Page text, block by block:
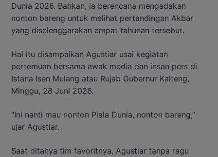
Dunia 2026. Bahkan, ia berencana mengadakan
nonton bareng untuk melihat pertandingan Akbar
yang diselenggarakan empat tahunan tersebut.
Hal itu disampaikan Agustiar usai kegiatan
pertemuan bersama awak media dan insan pers di
Istana Isen Mulang atau Rujab Gubernur Kalteng,
Minggu, 28 Juni 2026.
“Ini nanti mau nonton Piala Dunia, nonton bareng,”
ujar Agustiar.
Saat ditanya tim favoritnya, Agustiar tanpa ragu